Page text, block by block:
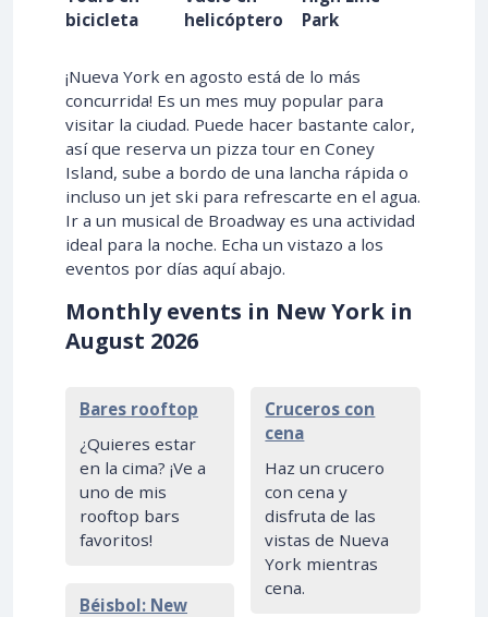
bicicleta
helicóptero
Park
¡Nueva York en agosto está de lo más
concurrida! Es un mes muy popular para
visitar la ciudad. Puede hacer bastante calor,
así que reserva un pizza tour en Coney
Island, sube a bordo de una lancha rápida o
incluso un jet ski para refrescarte en el agua.
Ir a un musical de Broadway es una actividad
ideal para la noche. Echa un vistazo a los
eventos por días aquí abajo.
Monthly events in New York in
August 2026
Bares rooftop
¿Quieres estar
en la cima? ¡Ve a
uno de mis
rooftop bars
favoritos!
Béisbol: New
Cruceros con
cena
Haz un crucero
con cena y
disfruta de las
vistas de Nueva
York mientras
cena.